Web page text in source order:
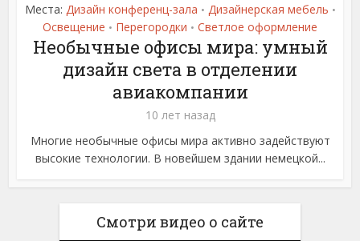
Места: Дизайн конференц-зала • Дизайнерская мебель •
Освещение • Перегородки • Светлое оформление
Необычные офисы мира: умный
дизайн света в отделении
авиакомпании
10 лет назад
Многие необычные офисы мира активно задействуют
высокие технологии. В новейшем здании немецкой...
Смотри видео о сайте